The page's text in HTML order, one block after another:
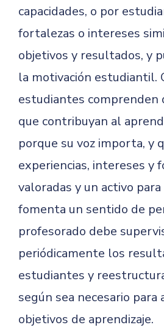
capacidades, o por
fortalezas o intereses
objetivos y resultados, y
la motivación estudiantil.
estudiantes comprenden
que contribuyan al
porque su voz importa, y
experiencias, intereses y
valoradas y un activo
fomenta un sentido de
profesorado debe
periódicamente los
estudiantes y
según sea necesario para
objetivos de aprendizaje.